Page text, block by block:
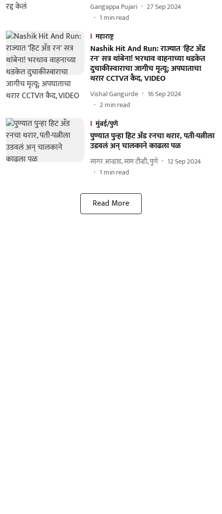
Gangappa Pujari
27 Sep 2024
1 min read
महाराष्ट्र
Nashik Hit And Run: राज्यात 'हिट अँड
रन' सत्र थांबेना! भरधाव वाहनाच्या धडकेत
दुचाकीस्वाराचा जागीच मृत्यू; अपघाताचा
थरार CCTVत कैद, VIDEO
Vishal Gangurde
16 Sep 2024
2min read
मुंबई/पुणे
पुण्यात पुन्हा हिट अँड रनचा थरार, पती-पत्नीला
उडवलं अन् चालकाने काढला पळ
सागर आव्हाड, साम टीव्ही, पुणे
12 Sep 2024
1 min read
Read More